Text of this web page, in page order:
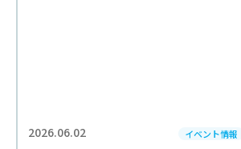
2026.06.02 イベント情報